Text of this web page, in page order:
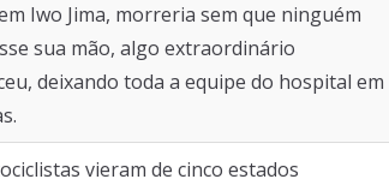
Iwo Jima, morreria sem que ninguém
sua mão, algo extraordinário
deixando toda a equipe do hospital em
vieram de cinco estados